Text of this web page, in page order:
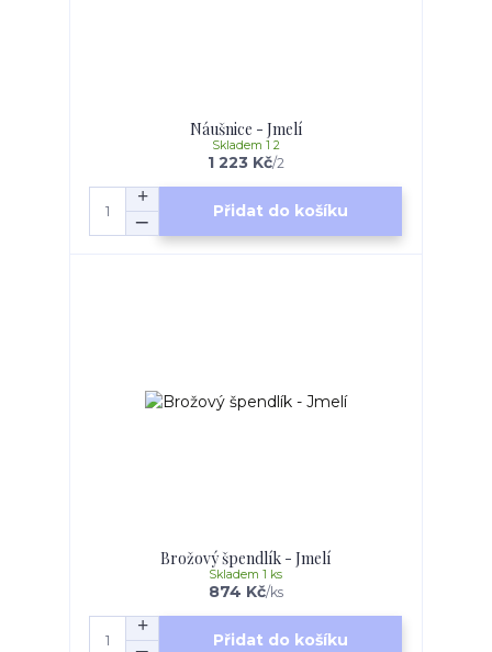
Náušnice - Jmelí
1 223 Kč/2
Skladem 1 2
Přidat do košíku
Brožový špendlík - Jmelí
874 Kč/ks
Skladem 1 ks
Přidat do košíku